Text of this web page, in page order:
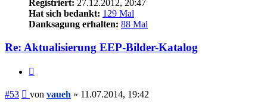
Registriert: 27.12.2012, 20:47
Hat sich bedankt: 129 Mal
Danksagung erhalten: 88 Mal
Re: Aktualisierung EEP-Bilder-Katalog
#53 Beitrag
von vaueh » 11.07.2014, 19:42